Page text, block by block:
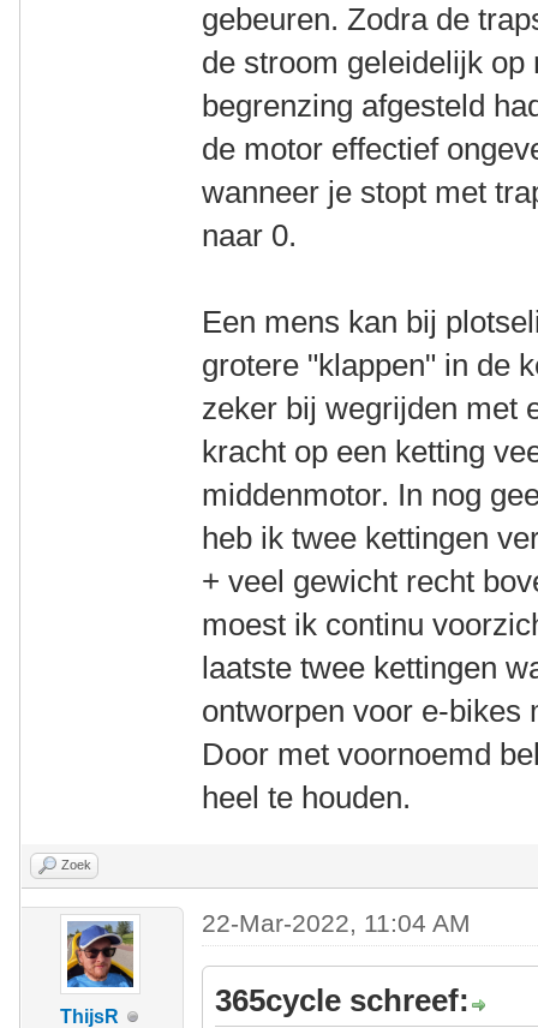
gebeuren. Zodra de
de stroom geleidelijk
begrenzing afgesteld
de motor effectief
wanneer je stopt met
naar 0.
Een mens kan bij
grotere "klappen" in de
zeker bij wegrijden met
kracht op een ketting
middenmotor. In nog
heb ik twee kettingen
+ veel gewicht recht
moest ik continu
laatste twee kettingen
ontworpen voor e-bikes
Door met voornoemd
heel te houden.
Zoek
ThijsR
22-Mar-2022, 11:04 AM
365cycle schreef: